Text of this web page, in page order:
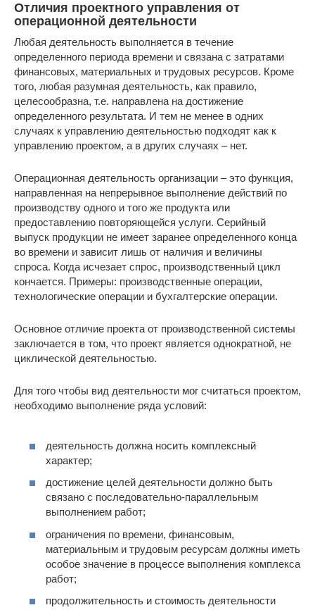
Отличия проектного управления от
операционной деятельности
Любая деятельность выполняется в течение
определенного периода времени и связана с затратами
финансовых, материальных и трудовых ресурсов. Кроме
того, любая разумная деятельность, как правило,
целесообразна, т.е. направлена на достижение
определенного результата. И тем не менее в одних
случаях к управлению деятельностью подходят как к
управлению проектом, а в других случаях – нет.
Операционная деятельность организации – это функция,
направленная на непрерывное выполнение действий по
производству одного и того же продукта или
предоставлению повторяющейся услуги. Серийный
выпуск продукции не имеет заранее определенного конца
во времени и зависит лишь от наличия и величины
спроса. Когда исчезает спрос, производственный цикл
кончается. Примеры: производственные операции,
технологические операции и бухгалтерские операции.
Основное отличие проекта от производственной системы
заключается в том, что проект является однократной, не
циклической деятельностью.
Для того чтобы вид деятельности мог считаться проектом,
необходимо выполнение ряда условий:
деятельность должна носить комплексный
характер;
достижение целей деятельности должно быть
связано с последовательно-параллельным
выполнением работ;
ограничения по времени, финансовым,
материальным и трудовым ресурсам должны иметь
особое значение в процессе выполнения комплекса
работ;
продолжительность и стоимость деятельности